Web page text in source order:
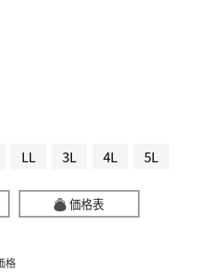
LL 3L 4L 5L
価格表
格